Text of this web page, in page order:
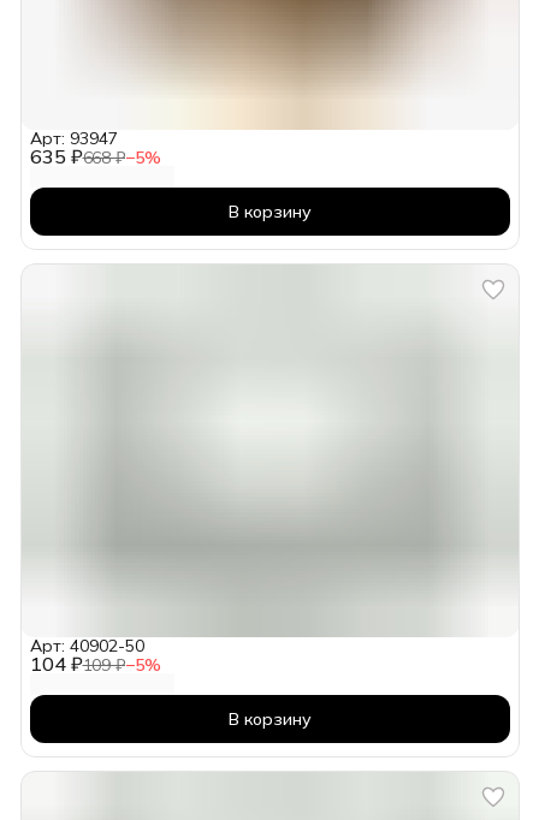
635 ₽668 ₽−5%
Арт: 93947
В корзину
104 ₽109 ₽−5%
Арт: 40902-50
В корзину